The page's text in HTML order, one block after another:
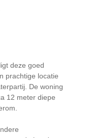
deze goed
prachtige locatie
De woning
12 meter diepe